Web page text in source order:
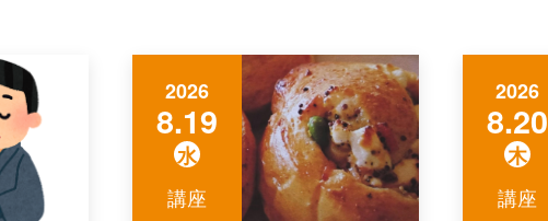
2026
8.19
水
講座
2026
8.20
木
講座